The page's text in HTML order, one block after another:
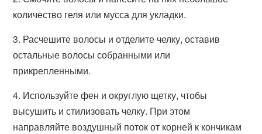
количество геля или мусса для укладки.
3. Расчешите волосы и отделите челку, оставив
остальные волосы собранными или
прикрепленными.
4. Используйте фен и округлую щетку, чтобы
высушить и стилизовать челку. При этом
направляйте воздушный поток от корней к кончикам